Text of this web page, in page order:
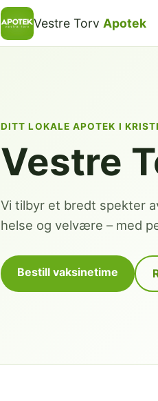
Vestre Torv Apotek
DITT LOKALE APOTEK I
Vestre
Vi tilbyr et bredt spekter
helse og velvære – med
Bestill vaksinetime